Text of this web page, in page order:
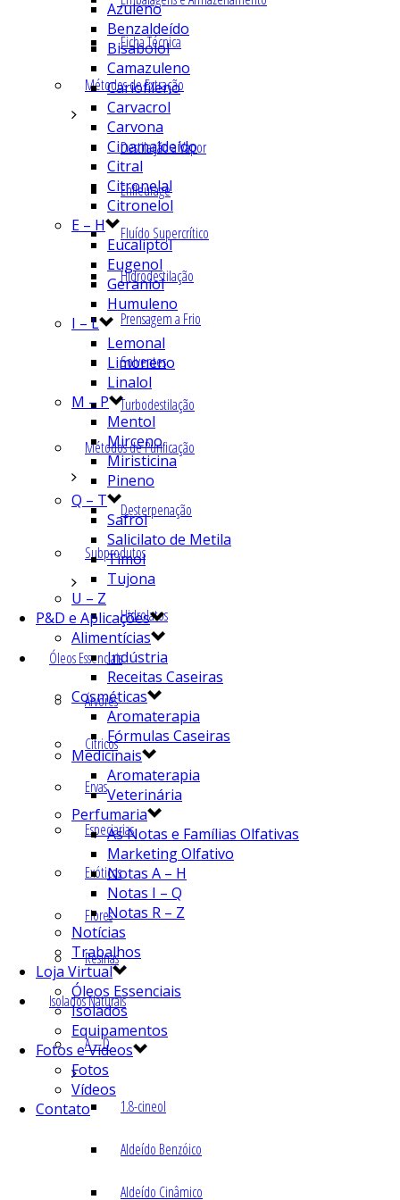
Ficha Técnica
Métodos de Extração
Destilação a Vapor
Enfleurage
Fluído Supercrítico
Hidrodestilação
Prensagem a Frio
Solventes
Turbodestilação
Métodos de Purificação
Desterpenação
Subprodutos
Hidrolatos
Óleos Essenciais
Árvores
Cítricos
Ervas
Especiarias
Exóticos
Flores
Resinas
Isolados Naturais
A – D
1.8-cineol
Aldeído Benzóico
Aldeído Cinâmico
Azuleno
Benzaldeído
Bisabolol
Camazuleno
Cariofileno
Carvacrol
Carvona
Cinamaldeído
Citral
Citronelal
Citronelol
E – H
Eucaliptol
Eugenol
Geraniol
Humuleno
I – L
Lemonal
Limoneno
Linalol
M – P
Mentol
Mirceno
Miristicina
Pineno
Q – T
Safrol
Salicilato de Metila
Timol
Tujona
U – Z
P&D e Aplicações
Alimentícias
Indústria
Receitas Caseiras
Cosméticas
Aromaterapia
Fórmulas Caseiras
Medicinais
Aromaterapia
Veterinária
Perfumaria
As Notas e Famílias Olfativas
Marketing Olfativo
Notas A – H
Notas I – Q
Notas R – Z
Notícias
Trabalhos
Loja Virtual
Óleos Essenciais
Isolados
Equipamentos
Fotos e Vídeos
Fotos
Vídeos
Contato